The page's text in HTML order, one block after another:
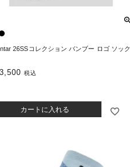
26SSコレクション バンブー ロゴ ソック
3,500 税込
カートに入れる